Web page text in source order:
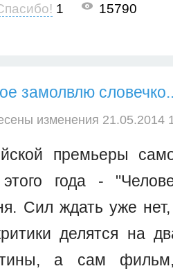
1 15790
замолвлю
изменения 21.05.2014
премьеры
года -
Сил ждать уже
делятся на
а сам